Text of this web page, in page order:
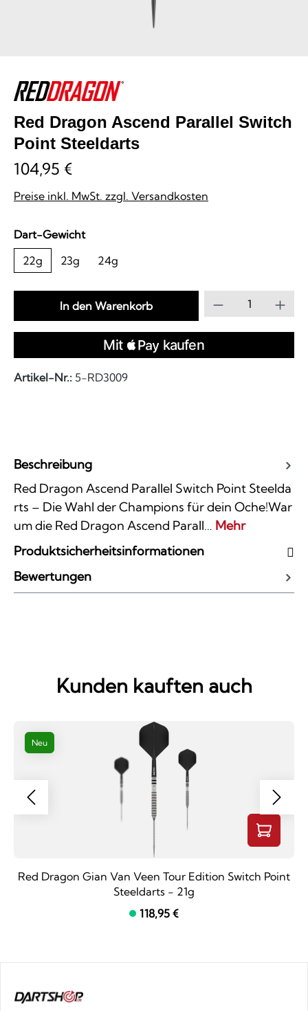
Red Dragon Ascend Parallel Switch
Point Steeldarts
104,95 €
Preise inkl. MwSt. zzgl. Versandkosten
Dart-Gewichtauswählen
22g
23g 24g
Produkt
In den Warenkorb
Artikel-Nr.: 5-RD3009
Beschreibung
Red Dragon Ascend Parallel Switch Point Steelda
rts – Die Wahl der Champions für dein Oche!War
um die Red Dragon Ascend Parall… Mehr
Produktsicherheitsinformationen
Bewertungen
Kunden kauften auch
Neu
Red Dragon Gian Van Veen Tour Edition Switch Point
Steeldarts - 21g
118,95 €